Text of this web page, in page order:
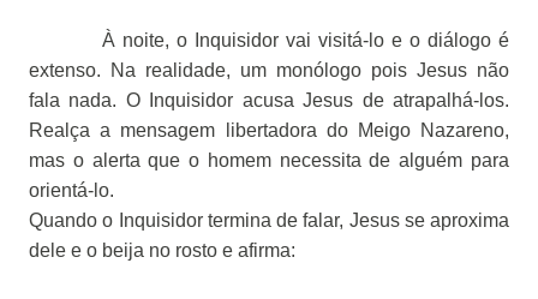
À noite, o Inquisidor vai visitá-lo e o diálogo é
extenso. Na realidade, um monólogo pois Jesus não
fala nada. O Inquisidor acusa Jesus de atrapalhá-los.
Realça a mensagem libertadora do Meigo Nazareno,
mas o alerta que o homem necessita de alguém para
orientá-lo.
Quando o Inquisidor termina de falar, Jesus se aproxima
dele e o beija no rosto e afirma: